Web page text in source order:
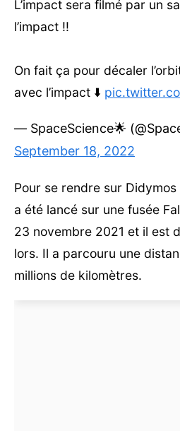
L’impact sera filmé par un
l’impact !!
On fait ça pour décaler
avec l’impact ⬇️
— SpaceScience🌟
September 18, 2022
Pour se rendre sur
a été lancé sur une fusée
23 novembre 2021 et il est
lors. Il a parcouru une
millions de kilomètres.